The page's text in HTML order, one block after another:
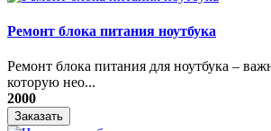
Ремонт блока питания ноутбука
​Ремонт блока питания для ноутбука –
которую нео...
2000
Заказать